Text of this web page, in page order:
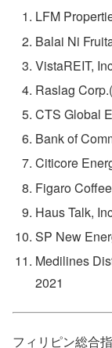
LFM
Balai Ni
VistaREIT,
Raslag
CTS Global
Bank of
Citicore
Figaro
Haus Talk,
SP New
Medilines
2021
フィリピン総合